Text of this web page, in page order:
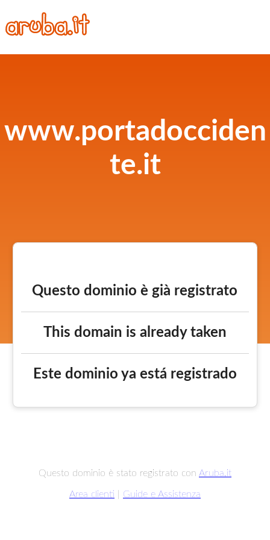
www.portadocciden
te.it
Questo dominio è già registrato
This domain is already taken
Este dominio ya está registrado
Questo dominio è stato registrato con Aruba.it
Area clienti Guide e Assistenza